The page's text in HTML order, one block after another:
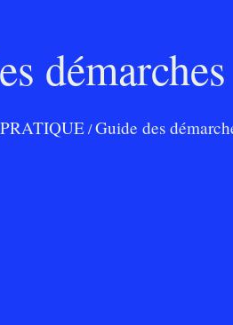
démarches
/Guide des